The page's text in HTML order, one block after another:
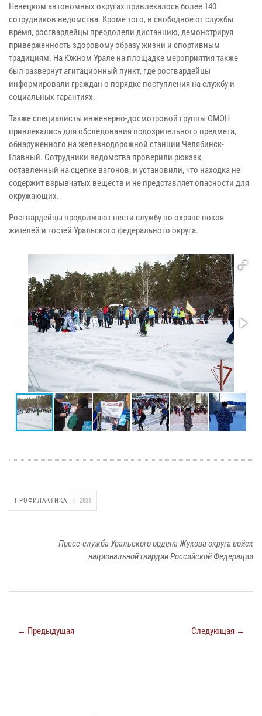
Ненецком автономных округах привлекалось более 140
сотрудников ведомства. Кроме того, в свободное от службы
время, росгвардейцы преодолели дистанцию, демонстрируя
приверженность здоровому образу жизни и спортивным
традициям. На Южном Урале на площадке мероприятия также
был развернут агитационный пункт, где росгвардейцы
информировали граждан о порядке поступления на службу и
социальных гарантиях.
Также специалисты инженерно-досмотровой группы ОМОН
привлекались для обследования подозрительного предмета,
обнаруженного на железнодорожной станции Челябинск-
Главный. Сотрудники ведомства проверили рюкзак,
оставленный на сцепке вагонов, и установили, что находка не
содержит взрывчатых веществ и не представляет опасности для
окружающих.
Росгвардейцы продолжают нести службу по охране покоя
жителей и гостей Уральского федерального округа.
ПРОФИЛАКТИКА 2831
Пресс-служба Уральского ордена Жукова округа войск
национальной гвардии Российской Федерации
← Предыдущая Следующая →